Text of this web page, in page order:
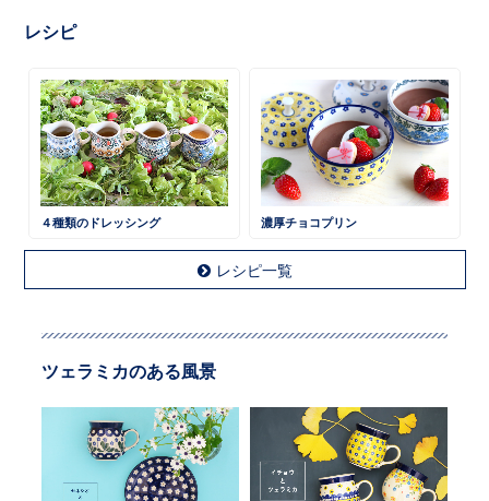
レシピ
４種類のドレッシング 濃厚チョコプリン
レシピ一覧
ツェラミカのある風景